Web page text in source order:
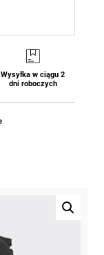
Wysyłka w ciągu 2
dni roboczych